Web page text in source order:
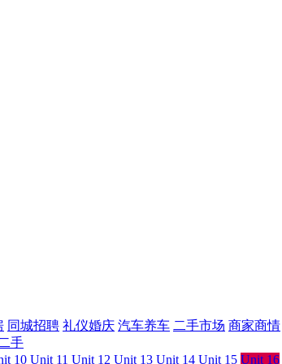
同城招聘 礼仪婚庆 汽车养车 二手市场 商家商情
二手
10 Unit 11 Unit 12 Unit 13 Unit 14 Unit 15 Unit 16